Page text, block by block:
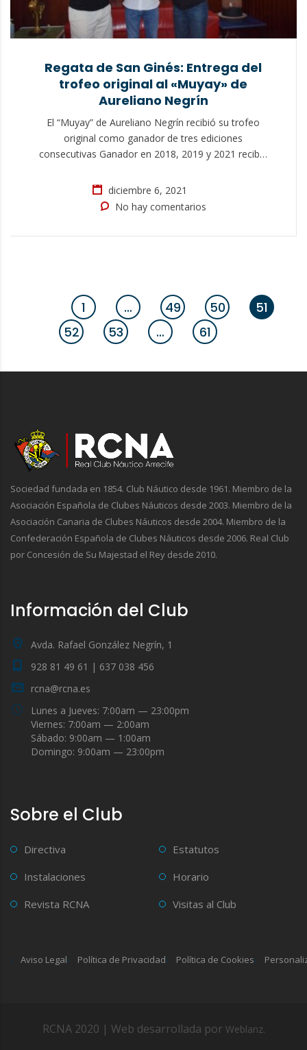
Regata de San Ginés: Entrega del
trofeo original al «Muyay» de
Aureliano Negrín
El “Muyay” de Aureliano Negrín recibió su trofeo
original como ganador de tres ediciones
consecutivas Ganador en 2018, 2019 y 2021 recibió
presidente Julio Romero La 71ª edición de la Regata
Internacional de San Ginés que se celebró el
pasado mes de agosto, tenía pendiente de hacer…
diciembre 6, 2021
No hay comentarios
1 … 49 50
51
52
53 … 61
Sociedad fundada en 1854. Club Náutico desde 1961. Miembro de la
Asociación Española de Clubes Náuticos desde 2003. Miembro de la
Asociación Canaria de Clubes Náuticos desde 2004. Miembro de la
Confederación Española de Clubes Náuticos desde 2006. Real Club
por Concesión de Su Majestad el Rey desde 2010.
Información del Club
Avda. Rafael González Negrín, 1
928 81 49 61 | 637 038 456
rcna@rcna.es
Lunes a Jueves: 7:00am — 23:00pm
Viernes: 7:00am — 2:00am
Sábado: 9:00am — 1:00am
Domingo: 9:00am — 23:00pm
Sobre el Club
Directiva
Estatutos
Instalaciones
Horario
Revista RCNA
Visitas al Club
Aviso Legal Política de Privacidad Política de Cookies
RCNA 2020 | Web desarrollada por Weblanz.